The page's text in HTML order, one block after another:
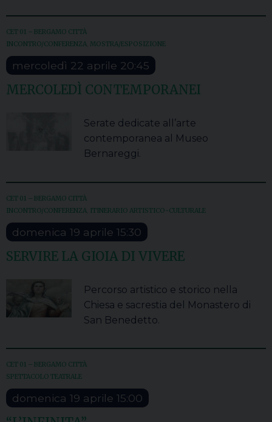
CET 01 – BERGAMO CITTÀ
INCONTRO/CONFERENZA MOSTRA/ESPOSIZIONE
mercoledì 22 aprile 20:45
MERCOLEDÌ CONTEMPORANEI
Serate dedicate all’arte
contemporanea al Museo
Bernareggi.
CET 01 – BERGAMO CITTÀ
INCONTRO/CONFERENZA ITINERARIO ARTISTICO-CULTURALE
domenica 19 aprile 15:30
SERVIRE LA GIOIA DI VIVERE
Percorso artistico e storico nella
Chiesa e sacrestia del Monastero di
San Benedetto.
CET 01 – BERGAMO CITTÀ
SPETTACOLO TEATRALE
domenica 19 aprile 15:00